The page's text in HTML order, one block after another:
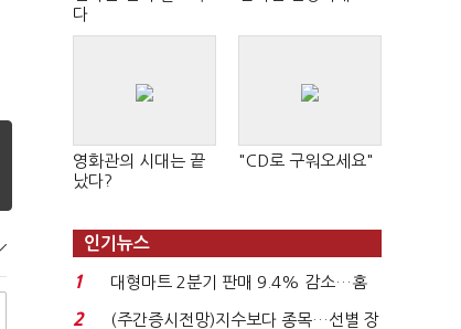
다
영화관의 시대는 끝
났다?
"CD로 구워오세요"
인기뉴스
1
대형마트 2분기 판매 9.4% 감소…홈
플러스 사태 여파...
2
(주간증시전망)지수보다 종목…선별 장